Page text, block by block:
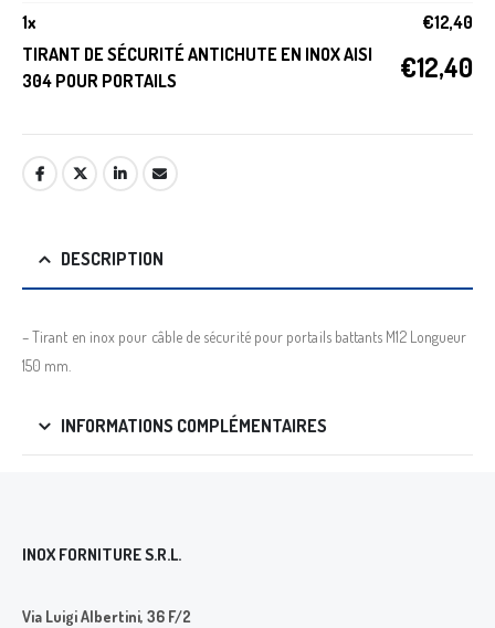
1x €12,40
TIRANT DE SÉCURITÉ ANTICHUTE EN INOX AISI
304 POUR PORTAILS
€12,40
DESCRIPTION
– Tirant en inox pour câble de sécurité pour portails battants M12 Longueur
150 mm.
INFORMATIONS COMPLÉMENTAIRES
INOX FORNITURE S.R.L.
Via Luigi Albertini, 36 F/2